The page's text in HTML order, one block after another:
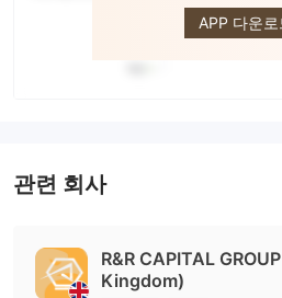
APP 다운로
관련 회사
R&R CAPITAL
Kingdom)